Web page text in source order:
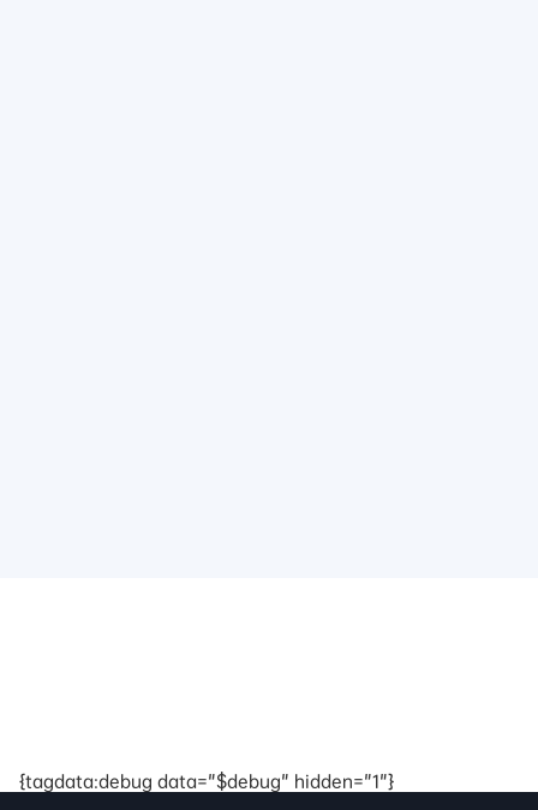
{tagdata:debug data="$debug" hidden="1"}